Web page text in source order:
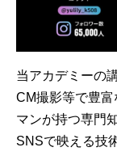
当アカデミーの
CM撮影等で豊
マンが持つ専門
SNSで映える技